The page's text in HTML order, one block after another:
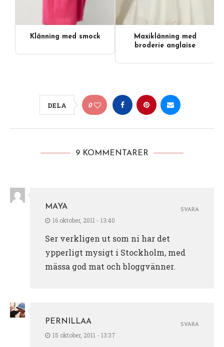
Klänning med smock
Maxiklänning med
broderie anglaise
DELA 0
9 KOMMENTARER
MAYA
16 oktober, 2011 - 13:40
Ser verkligen ut som ni har det
ypperligt mysigt i Stockholm, med
mässa god mat och bloggvänner.
SVARA
PERNILLAA
15 oktober, 2011 - 13:37
SVARA